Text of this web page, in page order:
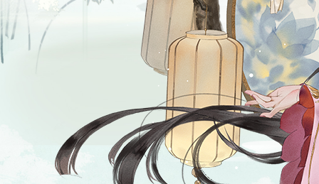
生开始悉心抚育，多个成长阶段花样养成玩法，属于君卿们
的“国风带娃季”正式开幕！
活动详情